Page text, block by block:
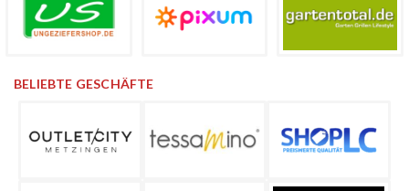
BELIEBTE GESCHÄFTE